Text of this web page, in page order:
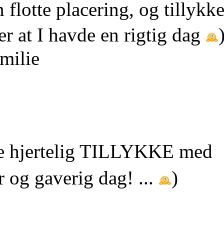
flotte placering, og
at I havde en rigtig dag
hjertelig TILLYKKE med
og gaverig dag! ...
)